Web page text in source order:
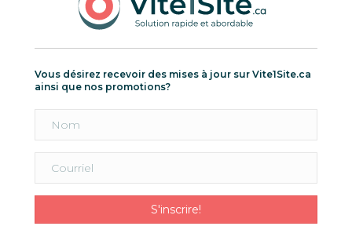
Vous désirez recevoir des mises à jour sur Vite1Site.ca
ainsi que nos promotions?
S'inscrire!